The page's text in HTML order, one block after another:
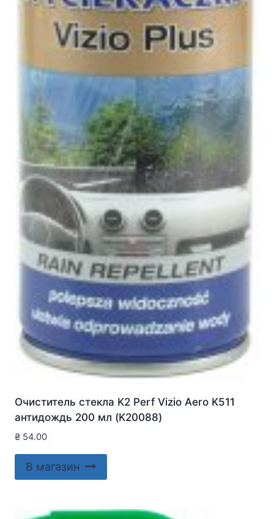
Очиститель стекла K2 Perf Vizio Aero K511
антидождь 200 мл (K20088)
₴ 54.00
В магазин